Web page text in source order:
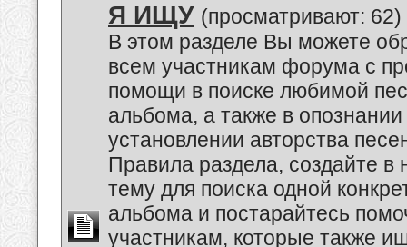
Я ИЩУ (просматривают: 62)
В этом разделе Вы можете
всем участникам форума с
помощи в поиске любимой
альбома, а также в опознании
установлении авторства
Правила раздела, создайте в
тему для поиска одной
альбома и постарайтесь
участникам, которые также